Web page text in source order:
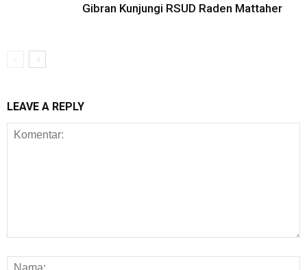
Gibran Kunjungi RSUD Raden Mattaher
LEAVE A REPLY